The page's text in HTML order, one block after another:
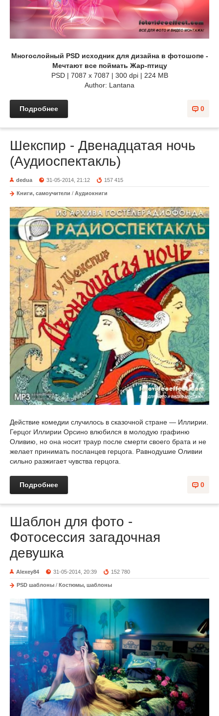
Многослойный PSD исходник для дизайна в фотошопе -
Мечтают все поймать Жар-птицу
PSD | 7087 x 7087 | 300 dpi | 224 MB
Author: Lantana
0
Подробнее
Шекспир - Двенадцатая ночь
(Аудиоспектакль)
dedua 31-05-2014, 21:12 157 415
Книги, самоучители / Аудиокниги
Действие комедии случилось в сказочной стране — Иллирии.
Герцог Иллирии Орсино влюбился в молодую графиню
Оливию, но она носит траур после смерти своего брата и не
желает принимать посланцев герцога. Равнодушие Оливии
сильно разжигает чувства герцога.
0
Подробнее
Шаблон для фото -
Фотосессия загадочная
девушка
Alexey84 31-05-2014, 20:39 152 780
PSD шаблоны / Костюмы, шаблоны